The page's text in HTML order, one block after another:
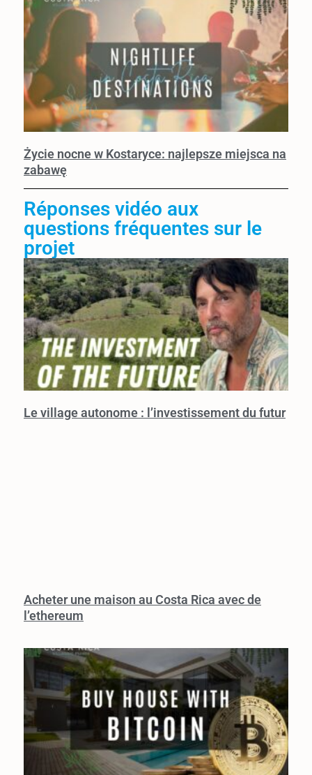
Życie nocne w Kostaryce: najlepsze miejsca na
zabawę
Réponses vidéo aux
questions fréquentes sur le
projet
Le village autonome : l’investissement du futur
Acheter une maison au Costa Rica avec de
l’ethereum